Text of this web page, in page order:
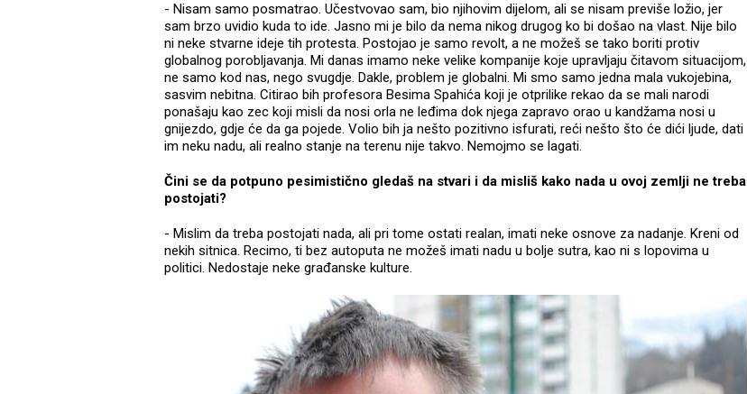
- Nisam samo posmatrao. Učestvovao sam, bio njihovim dijelom, ali se nisam previše ložio, jer
sam brzo uvidio kuda to ide. Jasno mi je bilo da nema nikog drugog ko bi došao na vlast. Nije bilo
ni neke stvarne ideje tih protesta. Postojao je samo revolt, a ne možeš se tako boriti protiv
globalnog porobljavanja. Mi danas imamo neke velike kompanije koje upravljaju čitavom situacijom,
ne samo kod nas, nego svugdje. Dakle, problem je globalni. Mi smo samo jedna mala vukojebina,
sasvim nebitna. Citirao bih profesora Besima Spahića koji je otprilike rekao da se mali narodi
ponašaju kao zec koji misli da nosi orla ne leđima dok njega zapravo orao u kandžama nosi u
gnijezdo, gdje će da ga pojede. Volio bih ja nešto pozitivno isfurati, reći nešto što će dići ljude, dati
im neku nadu, ali realno stanje na terenu nije takvo. Nemojmo se lagati.
Čini se da potpuno pesimistično gledaš na stvari i da misliš kako nada u ovoj zemlji ne treba
postojati?
- Mislim da treba postojati nada, ali pri tome ostati realan, imati neke osnove za nadanje. Kreni od
nekih sitnica. Recimo, ti bez autoputa ne možeš imati nadu u bolje sutra, kao ni s lopovima u
politici. Nedostaje neke građanske kulture.